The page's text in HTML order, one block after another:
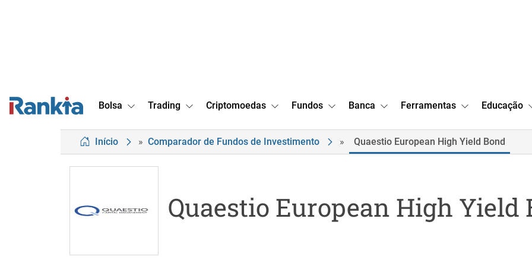
Bolsa Trading Criptomoedas Fundos Banca Ferramentas Educação
Início » Comparador de Fundos de Investimento » Quaestio European High Yield Bond
Quaestio European High Yield